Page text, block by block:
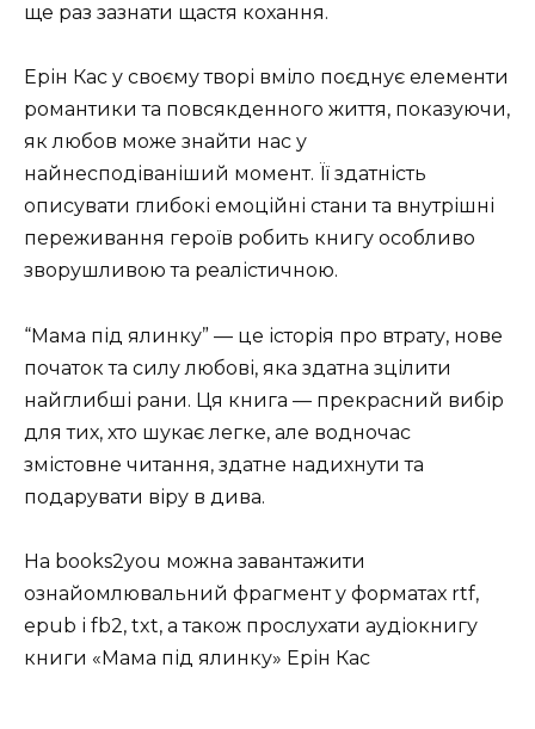
ще раз зазнати щастя кохання.
Ерін Кас у своєму творі вміло поєднує елементи
романтики та повсякденного життя, показуючи,
як любов може знайти нас у
найнесподіваніший момент. Її здатність
описувати глибокі емоційні стани та внутрішні
переживання героїв робить книгу особливо
зворушливою та реалістичною.
“Мама під ялинку” — це історія про втрату, нове
початок та силу любові, яка здатна зцілити
найглибші рани. Ця книга — прекрасний вибір
для тих, хто шукає легке, але водночас
змістовне читання, здатне надихнути та
подарувати віру в дива.
На books2you можна завантажити
ознайомлювальний фрагмент у форматах rtf,
epub і fb2, txt, а також прослухати аудіокнигу
книги «Мама під ялинку» Ерін Кас